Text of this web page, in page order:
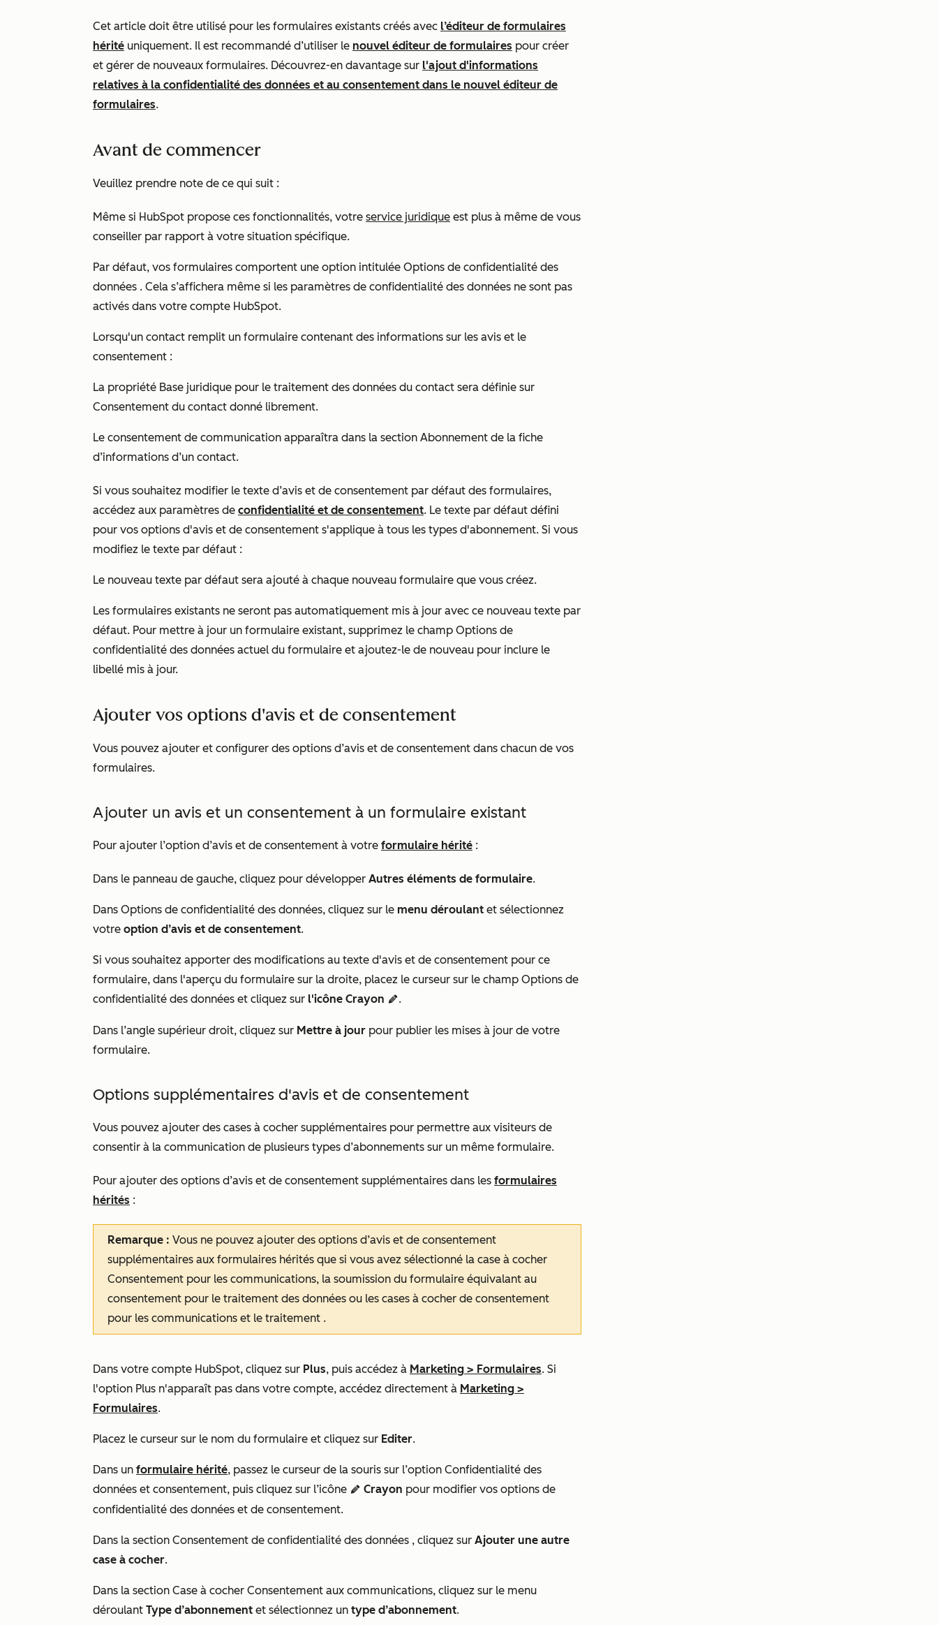
Cet article doit être utilisé pour les formulaires existants créés avec l’éditeur de formulaires
hérité uniquement. Il est recommandé d’utiliser le nouvel éditeur de formulaires pour créer
et gérer de nouveaux formulaires. Découvrez-en davantage sur l'ajout d'informations
relatives à la confidentialité des données et au consentement dans le nouvel éditeur de
formulaires.
Avant de commencer
Veuillez prendre note de ce qui suit :
Même si HubSpot propose ces fonctionnalités, votre service juridique est plus à même de vous
conseiller par rapport à votre situation spécifique.
Par défaut, vos formulaires comportent une option intitulée Options de confidentialité des
données . Cela s’affichera même si les paramètres de confidentialité des données ne sont pas
activés dans votre compte HubSpot.
Lorsqu'un contact remplit un formulaire contenant des informations sur les avis et le
consentement :
La propriété Base juridique pour le traitement des données du contact sera définie sur
Consentement du contact donné librement.
Le consentement de communication apparaîtra dans la section Abonnement de la fiche
d’informations d’un contact.
Si vous souhaitez modifier le texte d’avis et de consentement par défaut des formulaires,
accédez aux paramètres de confidentialité et de consentement. Le texte par défaut défini
pour vos options d'avis et de consentement s'applique à tous les types d'abonnement. Si vous
modifiez le texte par défaut :
Le nouveau texte par défaut sera ajouté à chaque nouveau formulaire que vous créez.
Les formulaires existants ne seront pas automatiquement mis à jour avec ce nouveau texte par
défaut. Pour mettre à jour un formulaire existant, supprimez le champ Options de
confidentialité des données actuel du formulaire et ajoutez-le de nouveau pour inclure le
libellé mis à jour.
Ajouter vos options d'avis et de consentement
Vous pouvez ajouter et configurer des options d’avis et de consentement dans chacun de vos
formulaires.
Ajouter un avis et un consentement à un formulaire existant
Pour ajouter l’option d’avis et de consentement à votre formulaire hérité :
Dans le panneau de gauche, cliquez pour développer Autres éléments de formulaire.
Dans Options de confidentialité des données, cliquez sur le menu déroulant et sélectionnez
votre option d’avis et de consentement.
Si vous souhaitez apporter des modifications au texte d'avis et de consentement pour ce
formulaire, dans l'aperçu du formulaire sur la droite, placez le curseur sur le champ Options de
confidentialité des données et cliquez sur l'icône Crayon edit.
Dans l’angle supérieur droit, cliquez sur Mettre à jour pour publier les mises à jour de votre
formulaire.
Options supplémentaires d'avis et de consentement
Vous pouvez ajouter des cases à cocher supplémentaires pour permettre aux visiteurs de
consentir à la communication de plusieurs types d’abonnements sur un même formulaire.
Pour ajouter des options d’avis et de consentement supplémentaires dans les formulaires
hérités :
Remarque : Vous ne pouvez ajouter des options d’avis et de consentement
supplémentaires aux formulaires hérités que si vous avez sélectionné la case à cocher
Consentement pour les communications, la soumission du formulaire équivalant au
consentement pour le traitement des données ou les cases à cocher de consentement
pour les communications et le traitement .
Dans votre compte HubSpot, cliquez sur Plus, puis accédez à Marketing > Formulaires. Si
l'option Plus n'apparaît pas dans votre compte, accédez directement à Marketing >
Formulaires.
Placez le curseur sur le nom du formulaire et cliquez sur Editer.
Dans un formulaire hérité, passez le curseur de la souris sur l’option Confidentialité des
données et consentement, puis cliquez sur l’icône edit Crayon pour modifier vos options de
confidentialité des données et de consentement.
Dans la section Consentement de confidentialité des données , cliquez sur Ajouter une autre
case à cocher.
Dans la section Case à cocher Consentement aux communications, cliquez sur le menu
déroulant Type d’abonnement et sélectionnez un type d’abonnement.